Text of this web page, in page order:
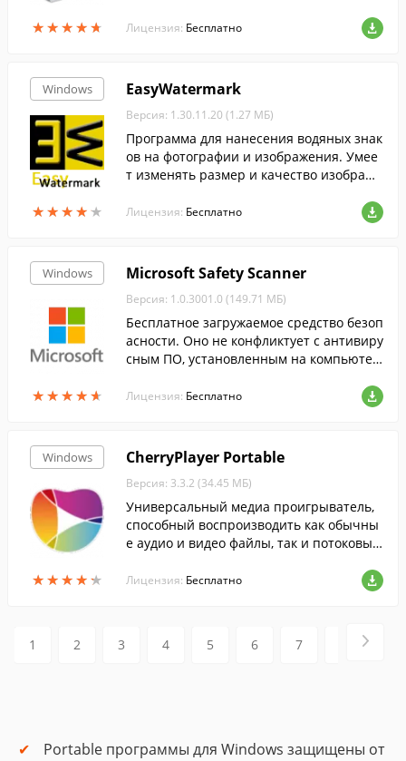
★★★★★
★★★★★ Лицензия: Бесплатно
Windows
★★★★★
★★★★★
EasyWatermark
Версия: 1.30.11.20 (1.27 МБ)
Программа для нанесения водяных знак
ов на фотографии и изображения. Умее
т изменять размер и качество изображе
и.
Лицензия: Бесплатно
Windows
★★★★★
★★★★★
Microsoft Safety Scanner
Версия: 1.0.3001.0 (149.71 МБ)
Бесплатное загружаемое средство безоп
асности. Оно не конфликтует с антивиру
сным ПО, установленным на компьютер
Лицензия: Бесплатно
Windows
★★★★★
★★★★★
CherryPlayer Portable
Версия: 3.3.2 (34.45 МБ)
Универсальный медиа проигрыватель,
способный воспроизводить как обычны
е аудио и видео файлы, так и потоковые
Лицензия: Бесплатно
1 2 3 4 5 6 7
Portable программы для Windows защищены от